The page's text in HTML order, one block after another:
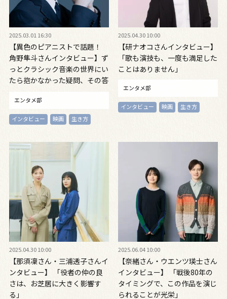
2025.03.01 16:30
【異色のピアニストで話題！
角野隼斗さんインタビュー】ず
っとクラシック音楽の世界にい
たら抱かなかった疑問、その答
エンタメ部
インタビュー 映画 生き方
2025.04.30 10:00
【研ナオコさんインタビュー】
「歌も演技も、一度も満足した
ことはありません」
エンタメ部
インタビュー 映画 生き方
2025.04.30 10:00
【那須凜さん・三浦透子さんイ
ンタビュー】 「役者の仲の良
さは、お芝居に大きく影響す
る」
2025.06.04 10:00
【奈緒さん・ウエンツ瑛士さん
インタビュー】 「戦後80年の
タイミングで、この作品を演じ
られることが光栄」